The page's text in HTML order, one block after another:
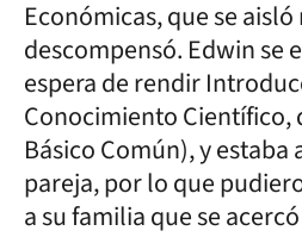
Económicas, que se
descompensó. Edwin se
espera de rendir
Conocimiento Científico,
Básico Común), y
pareja, por lo que
a su familia que se